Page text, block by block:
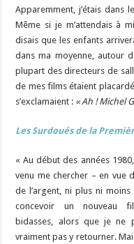
Apparemment, j’étais dans
Même si je m’attendais à
disais que les enfants
dans ma moyenne, autour
plupart des directeurs de
de mes films étaient
s’exclamaient : « Ah ! Michel
Les Surdoués de la
« Au début des années
venu me chercher – en vue
de l’argent, ni plus ni
concevoir un nouveau
bidasses, alors que je ne
vraiment pas y retourner.